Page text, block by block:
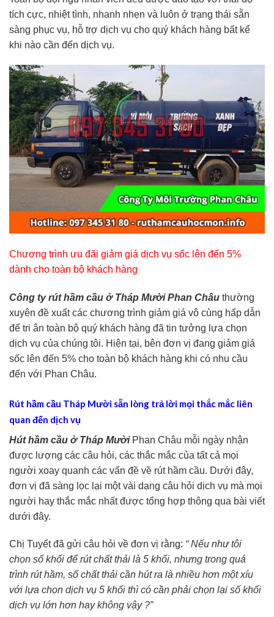
tích cực, nhiệt tình, nhanh nhẹn và luôn ở trạng thái sẵn
sàng phục vụ, hỗ trợ dịch vụ cho quý khách hàng bất kể
khi nào cần đến dịch vụ.
Chương trình ưu đãi giảm giá dịch vụ sốc lên đến 5%
dành cho toàn bộ khách hàng
Công ty rút hầm cầu ở Tháp Mười Phan Châu thường
xuyên đề xuất các chương trình giảm giá vô cùng hấp dẫn
để tri ân toàn bộ quý khách hàng đã tin tưởng lựa chọn
dịch vụ của chúng tôi. Hiện tại, bên đơn vị đang giảm giá
sốc lên đến 5% cho toàn bộ khách hàng khi có nhu cầu
đến với Phan Châu.
Rút hầm cầu Tháp Mười sẵn lòng trả lời mọi thắc mắc liên
quan đến dịch vụ
Hút hầm cầu ở Tháp MườiPhan Châu mỗi ngày nhận
được lượng các câu hỏi, các thắc mắc của tất cả mọi
người xoay quanh các vấn đề về rút hầm cầu. Dưới đây,
đơn vị đã sàng lọc lại một vài dạng câu hỏi dịch vụ mà mọi
người hay thắc mắc nhất được tổng hợp thông qua bài viết
dưới đây.
Chị Tuyết đã gửi câu hỏi về đơn vị rằng: “ Nếu như tôi
chọn số khối để rút chất thải là 5 khối, nhưng trong quá
trình rút hầm, số chất thải cần hút ra là nhiều hơn một xíu
với lựa chọn dịch vụ 5 khối thì có cần phải chọn lại số khối
dịch vụ lớn hơn hay không vậy ?”